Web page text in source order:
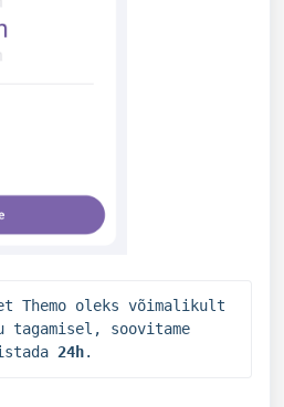
Themo oleks võimalikult
tagamisel, soovitame
24h.